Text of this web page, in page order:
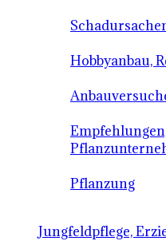
Hobbyanbau,
Pflanzung
Jungfeldpflege,